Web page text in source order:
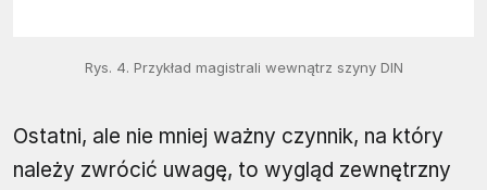
Rys. 4. Przykład magistrali wewnątrz szyny DIN
Ostatni, ale nie mniej ważny czynnik, na który
należy zwrócić uwagę, to wygląd zewnętrzny